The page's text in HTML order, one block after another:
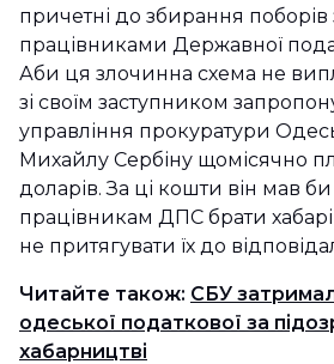
причетні до збирання поборів
працівниками Державної
Аби ця злочинна схема не
зі своїм заступником
управління прокуратури
Михайлу Сербіну щомісячно
доларів. За ці кошти він мав
працівникам ДПС брати
не притягувати їх до
Читайте також: СБУ
одеської податкової за
хабарництві